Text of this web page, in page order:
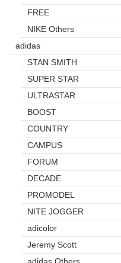
FREE
NIKE Others
adidas
STAN SMITH
SUPER STAR
ULTRASTAR
BOOST
COUNTRY
CAMPUS
FORUM
DECADE
PROMODEL
NITE JOGGER
adicolor
Jeremy Scott
adidas Others